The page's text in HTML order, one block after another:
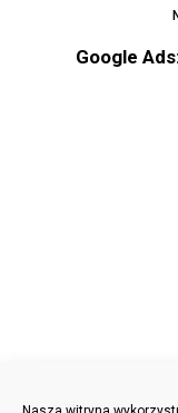
Google